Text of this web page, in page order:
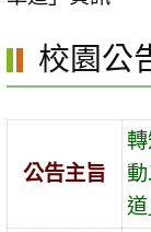
容
校園公
公告主旨